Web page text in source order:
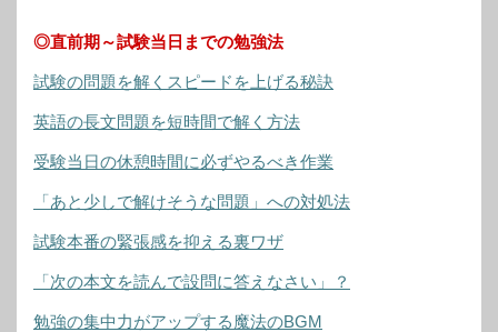
◎直前期～試験当日までの勉強法
試験の問題を解くスピードを上げる秘訣
英語の長文問題を短時間で解く方法
受験当日の休憩時間に必ずやるべき作業
「あと少しで解けそうな問題」への対処法
試験本番の緊張感を抑える裏ワザ
「次の本文を読んで設問に答えなさい」？
勉強の集中力がアップする魔法のBGM